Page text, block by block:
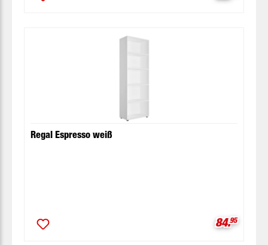
Regal Espresso weiß
84.95